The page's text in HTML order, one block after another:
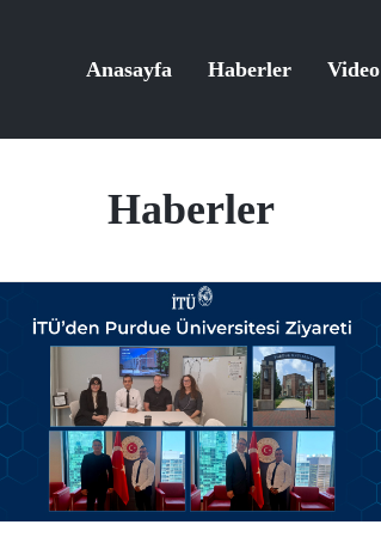
Anasayfa Haberler Video
Haberler